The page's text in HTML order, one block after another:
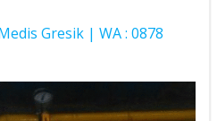
Gresik | WA : 0878